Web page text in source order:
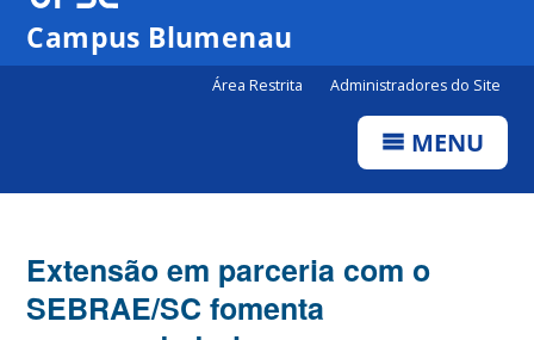
Campus Blumenau
Área Restrita Administradores do Site
MENU
Extensão em parceria com o
SEBRAE/SC fomenta